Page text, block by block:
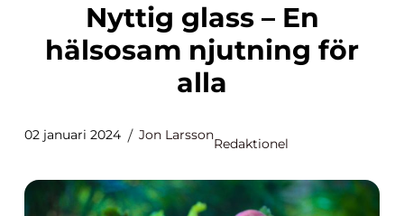
Nyttig glass – En
hälsosam njutning för
alla
02 januari 2024 Jon Larsson
Redaktionel